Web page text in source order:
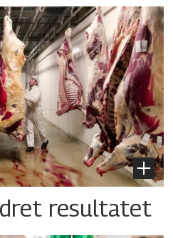
resultatet